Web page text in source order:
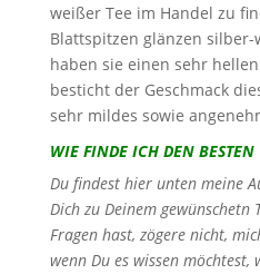
weißer Tee im Handel zu
Blattspitzen glänzen
haben sie einen sehr
besticht der Geschmack
sehr mildes sowie
WIE FINDE ICH DEN
Du findest hier unten meine
Dich zu Deinem gewünschetn
Fragen hast, zögere nicht,
wenn Du es wissen möchtest,